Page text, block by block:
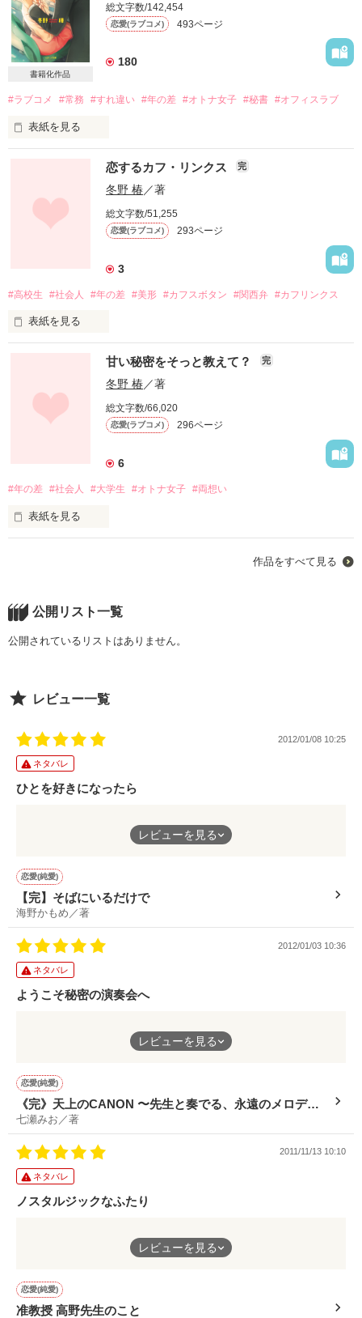
でもどこか温かな平安陰陽師でした
※事情で更新が遅いときもあるかもですが、
のんびりお付き合いくだされば嬉しいです※
どうして先生じゃないとダメなんだろう
平凡な女子大生
…この話は｢小野先生とアタシ｣の
書籍化作品
総文字数/142,454
恋愛(ラブコメ) 493ページ
180
#ラブコメ #常務 #すれ違い #年の差 #オトナ女子 #秘書 #オフィスラブ
表紙を見る
念願の「企画政策室　秘書課」に
配属となりました
うん、これから頑張るぞ！
と意気込んでみたものの…
一体どうなってんのよ！
なんなの、この魔窟！
キャバ嬢のような先輩に
謎めいたお局様
タラシでイヤミでエラソーで
大っ嫌い！！
一生懸命仕事するも
なぜか報われない
「じょ…常務だからって…
いい加減にしてくださいよねっ！」
×
「なんだその態度は？
二度とその口たたけないように
してやろうか？」
気になって仕方なかったり…？
―Sept.2012→June.2014―
恋するカフ・リンクス 完
冬野 椿／著
総文字数/51,255
恋愛(ラブコメ) 293ページ
3
#高校生 #社会人 #年の差 #美形 #カフスボタン #関西弁 #カフリンクス
表紙を見る
あー…
なんかもう疲れちゃった
いつもずっと
都合のいい女扱い
こんな毎日生きててもつまんないよ
でも…！
まだ六角屋のぜんざい食べてない
やっぱ死ぬのは後にしようっと
「うるさいなあ
もう放っといてーやっ！」
人生投げやり女子高生
×
「いいからっ！
俺の言うことを聞きなさいっ！」
美形でクール？なエリート銀行員
甘い秘密をそっと教えて？ 完
冬野 椿／著
総文字数/66,020
恋愛(ラブコメ) 296ページ
6
#年の差 #社会人 #大学生 #オトナ女子 #両想い
表紙を見る
毎日とーっても楽しくて…
勉強も大切なんだけど
なにより気がかりなのは
すすんでないから！
「単刀直入に聞きます、
アタシは女として魅力が
ないんですかっ！」
×
「はあ？
何言ってるんだ？
バカか？オマエはっ！」
冷静沈着、多少のことでも
動じない鋭敏エリート社会人
作品をすべて見る
公開リスト一覧
公開されているリストはありません。
レビュー一覧
2012/01/08 10:25
ネタバレ
ひとを好きになったら
どうしたらいいのか… 考えれば考えるほどに複雑にわからなく
なる でも答えは簡単、勇気をもって素直に想いを伝えればいい
レビューを見る
恋愛(純愛)
【完】そばにいるだけで
海野かもめ／著
2012/01/03 10:36
ネタバレ
ようこそ秘密の演奏会へ
そこから始まった先生との秘密の時間 哀しい過去から歩み出せ
ずにいた彼女 静かで穏やかな秘密の時間の中、救われたのは彼
る そんな心地よい予感をさせてくれる作品
レビューを見る
恋愛(純愛)
《完》天上のCANON 〜先生と奏でる、永遠のメロデ
ィ〜
七瀬みお／著
2011/11/13 10:10
ネタバレ
ノスタルジックなふたり
ふたりだけ別の時空にいるような それでいて流されることもな
く自分をしっかり持ちお互いを尊重している 文中の文字を借り
ころ(心)」 それがぴったりのふたり
レビューを見る
恋愛(純愛)
准教授 高野先生のこと